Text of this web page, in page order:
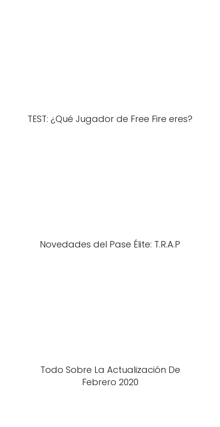
TEST: ¿Qué Jugador de Free Fire eres?
Novedades del Pase Élite: T.R.A.P
Todo Sobre La Actualización De
Febrero 2020